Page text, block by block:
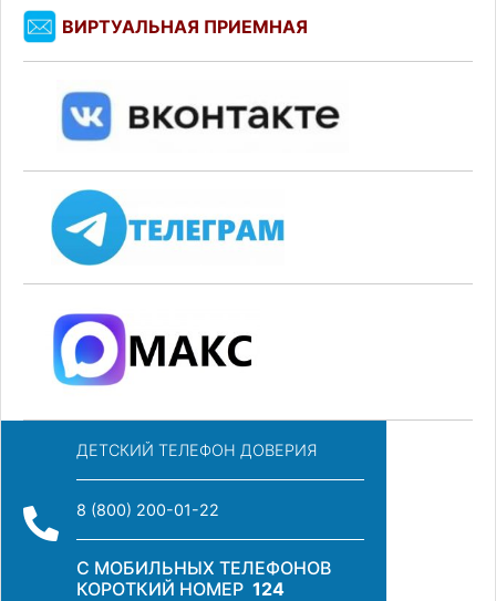
ВИРТУАЛЬНАЯ ПРИЕМНАЯ
ДЕТСКИЙ ТЕЛЕФОН ДОВЕРИЯ
8 (800) 200-01-22
С МОБИЛЬНЫХ ТЕЛЕФОНОВ
КОРОТКИЙ НОМЕР 124